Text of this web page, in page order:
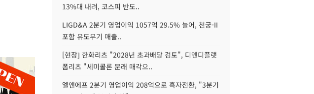
13%대 내려, 코스피 반도..
LIGD&A 2분기 영업이익 1057억 29.5% 늘어, 천궁-II
포함 유도무기 매출..
[현장] 한화리츠 "2028년 초과배당 검토", 디앤디플랫
폼리츠 "세미콜론 문래 매각으..
엘앤에프 2분기 영업이익 208억으로 흑자전환, "3분기